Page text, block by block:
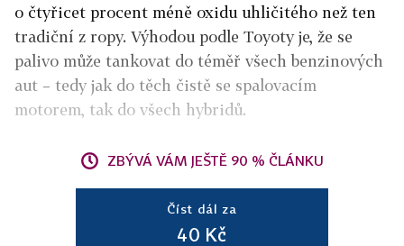
o čtyřicet procent méně oxidu uhličitého než ten
tradiční z ropy. Výhodou podle Toyoty je, že se
palivo může tankovat do téměř všech benzinových
aut – tedy jak do těch čistě se spalovacím
motorem, tak do všech hybridů.
ZBÝVÁ VÁM JEŠTĚ 90 % ČLÁNKU
Číst dál za
40 Kč